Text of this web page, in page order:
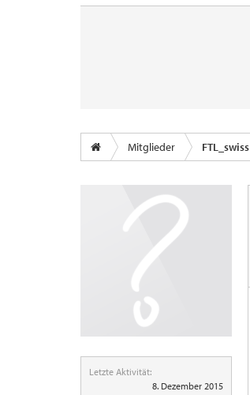
Mitglieder FTL_swiss
Letzte Aktivität:
8. Dezember 2015